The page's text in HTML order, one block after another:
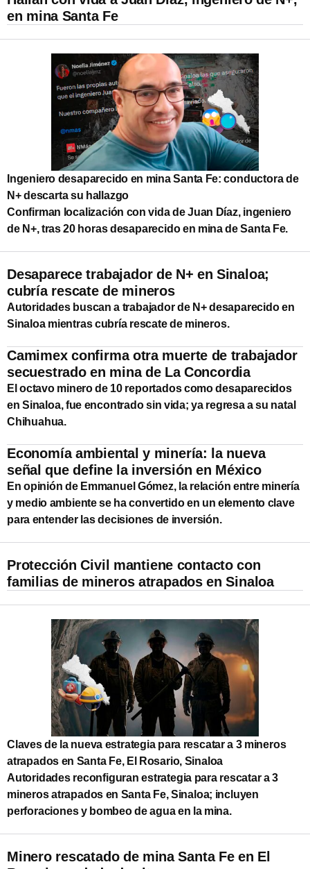
en mina Santa Fe
Ingeniero desaparecido en mina Santa Fe: conductora de
N+ descarta su hallazgo
Confirman localización con vida de Juan Díaz, ingeniero
de N+, tras 20 horas desaparecido en mina de Santa Fe.
Desaparece trabajador de N+ en Sinaloa;
cubría rescate de mineros
Autoridades buscan a trabajador de N+ desaparecido en
Sinaloa mientras cubría rescate de mineros.
Camimex confirma otra muerte de trabajador
secuestrado en mina de La Concordia
El octavo minero de 10 reportados como desaparecidos
en Sinaloa, fue encontrado sin vida; ya regresa a su natal
Chihuahua.
Economía ambiental y minería: la nueva
señal que define la inversión en México
En opinión de Emmanuel Gómez, la relación entre minería
y medio ambiente se ha convertido en un elemento clave
para entender las decisiones de inversión.
Protección Civil mantiene contacto con
familias de mineros atrapados en Sinaloa
Claves de la nueva estrategia para rescatar a 3 mineros
atrapados en Santa Fe, El Rosario, Sinaloa
Autoridades reconfiguran estrategia para rescatar a 3
mineros atrapados en Santa Fe, Sinaloa; incluyen
perforaciones y bombeo de agua en la mina.
Minero rescatado de mina Santa Fe en El